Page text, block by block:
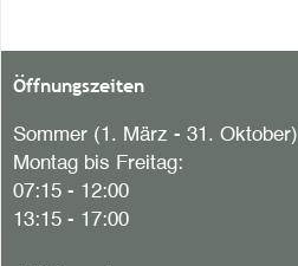
Öffnungszeiten
Sommer (1. März - 31. Oktober)
Montag bis Freitag:
07:15 - 12:00
13:15 - 17:00